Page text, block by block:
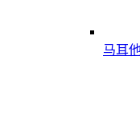
马耳